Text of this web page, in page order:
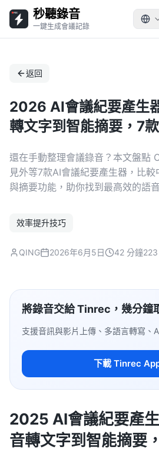
秒聽錄音
一鍵生成會議記錄
返回
2026 AI會議紀要產生
轉文字到智能摘要，7
還在手動整理會議錄音？本文盤點
見外等7款AI會議紀要產生器，比
與摘要功能，助你找到最高效的語
效率提升技巧
QING 2026年6月5日 42 分鐘
將錄音交給 Tinrec，幾分鐘
支援音訊與影片上傳、多語言轉寫、
下載 Tinrec
2025 AI會議紀要產
音轉文字到智能摘要